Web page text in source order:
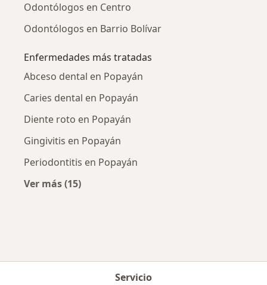
Odontólogos en Centro
Odontólogos en Barrio Bolívar
Enfermedades más tratadas
Abceso dental en Popayán
Caries dental en Popayán
Diente roto en Popayán
Gingivitis en Popayán
Periodontitis en Popayán
Ver más (15)
Servicio